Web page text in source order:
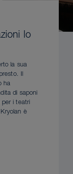
lo
la sua
Il
ha
di saponi
i teatri
è